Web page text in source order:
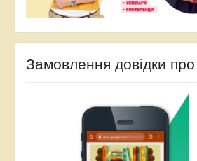
Замовлення довідки